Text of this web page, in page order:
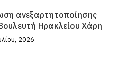
ανεξαρτητοποίησης
Ηρακλείου Χάρη
2026